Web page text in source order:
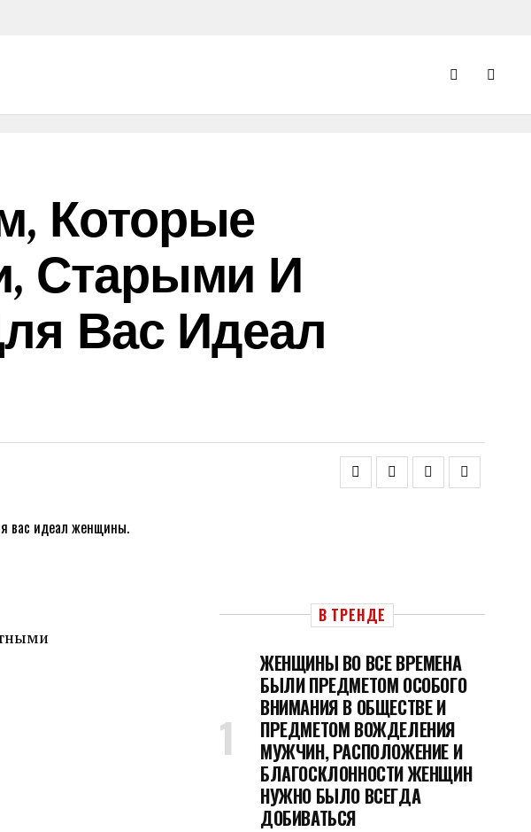
Которые
Старыми И
Вас Идеал
В ТРЕНДЕ
ЖЕНЩИНЫ ВО ВСЕ ВРЕМЕНА
БЫЛИ ПРЕДМЕТОМ ОСОБОГО
ВНИМАНИЯ В ОБЩЕСТВЕ И
ПРЕДМЕТОМ ВОЖДЕЛЕНИЯ
МУЖЧИН, РАСПОЛОЖЕНИЕ И
БЛАГОСКЛОННОСТИ ЖЕНЩИН
НУЖНО БЫЛО ВСЕГДА
ДОБИВАТЬСЯ